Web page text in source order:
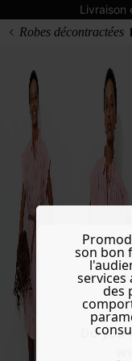
Do
Robes décontractées
son bon
services
des